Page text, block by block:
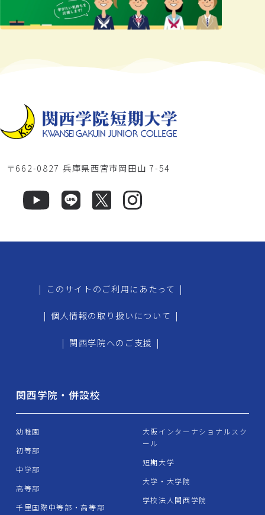
〒662-0827 兵庫県西宮市岡田山 7-54
| このサイトのご利用にあたって |
| 個人情報の取り扱いについて |
| 関西学院へのご支援 |
関西学院・併設校
幼稚園
初等部
中学部
高等部
千里国際中等部・高等部
大阪インターナショナルスク
ール
短期大学
大学・大学院
学校法人関西学院